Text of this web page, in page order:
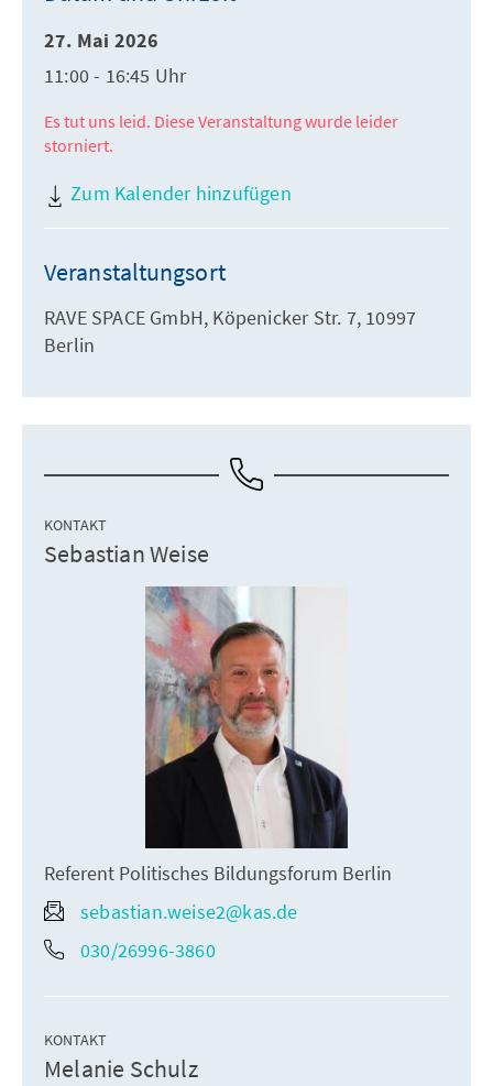
27. Mai 2026
11:00 - 16:45 Uhr
Es tut uns leid. Diese Veranstaltung wurde leider
storniert.
Zum Kalender hinzufügen
Veranstaltungsort
RAVE SPACE GmbH, Köpenicker Str. 7, 10997
Berlin
KONTAKT
Sebastian Weise
Referent Politisches Bildungsforum Berlin
sebastian.weise2@kas.de
030/26996-3860
KONTAKT
Melanie Schulz